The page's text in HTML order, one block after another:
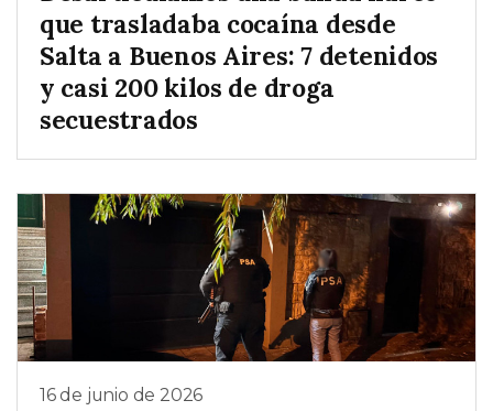
que trasladaba cocaína desde
Salta a Buenos Aires: 7 detenidos
y casi 200 kilos de droga
secuestrados
16 de junio de 2026